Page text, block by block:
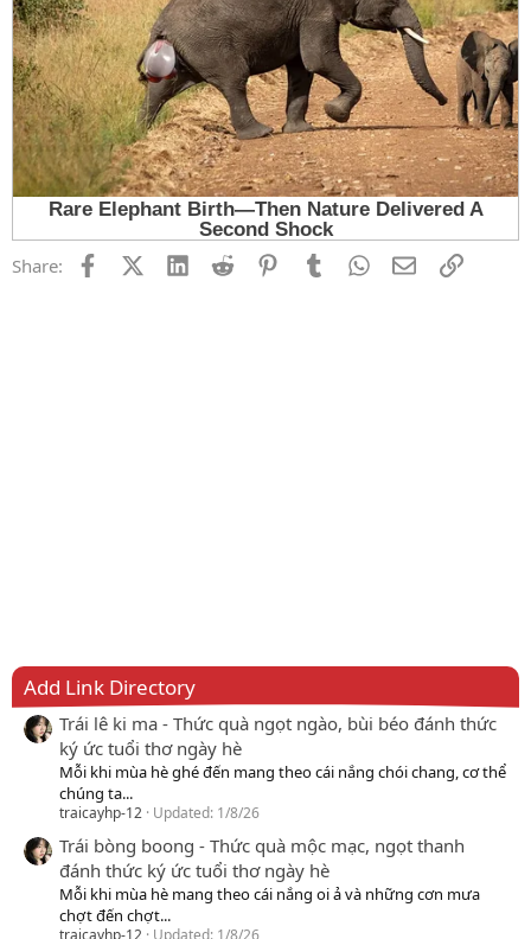
Share: FacebookX (Twitter)
LinkedInReddit PinterestTumblrWhatsApp
EmailLink
Add Link Directory
Trái lê ki ma - Thức quà ngọt ngào, bùi béo đánh thức
ký ức tuổi thơ ngày hè
Mỗi khi mùa hè ghé đến mang theo cái nắng chói chang, cơ thể
chúng ta...
traicayhp-12 Updated: 1/8/26
Trái bòng boong - Thức quà mộc mạc, ngọt thanh
đánh thức ký ức tuổi thơ ngày hè
Mỗi khi mùa hè mang theo cái nắng oi ả và những cơn mưa
chợt đến chợt...